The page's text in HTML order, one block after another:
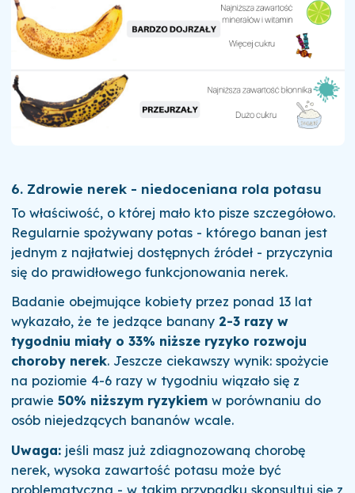
6. Zdrowie nerek - niedoceniana rola potasu
To właściwość, o której mało kto pisze szczegółowo.
Regularnie spożywany potas - którego banan jest
jednym z najłatwiej dostępnych źródeł - przyczynia
się do prawidłowego funkcjonowania nerek.
Badanie obejmujące kobiety przez ponad 13 lat
wykazało, że te jedzące banany 2-3 razy w
tygodniu miały o 33% niższe ryzyko rozwoju
choroby nerek. Jeszcze ciekawszy wynik: spożycie
na poziomie 4-6 razy w tygodniu wiązało się z
prawie 50% niższym ryzykiemw porównaniu do
osób niejedzących bananów wcale.
Uwaga:jeśli masz już zdiagnozowaną chorobę
nerek, wysoka zawartość potasu może być
problematyczna - w takim przypadku skonsultuj się z